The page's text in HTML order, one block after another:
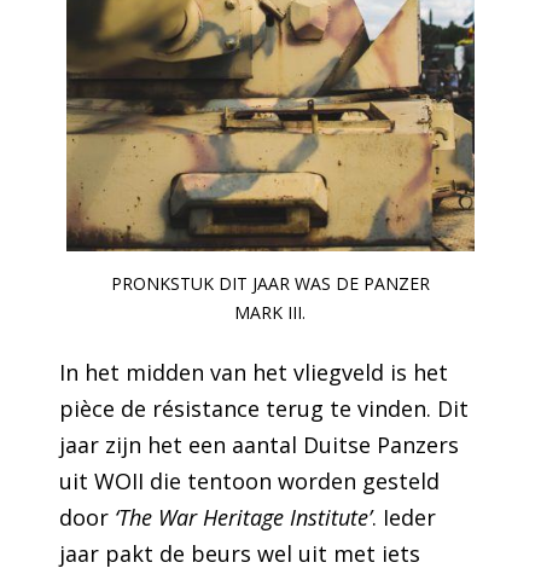
PRONKSTUK DIT JAAR WAS DE PANZER
MARK III.
In het midden van het vliegveld is het
pièce de résistance terug te vinden. Dit
jaar zijn het een aantal Duitse Panzers
uit WOII die tentoon worden gesteld
door ‘The War Heritage Institute’. Ieder
jaar pakt de beurs wel uit met iets